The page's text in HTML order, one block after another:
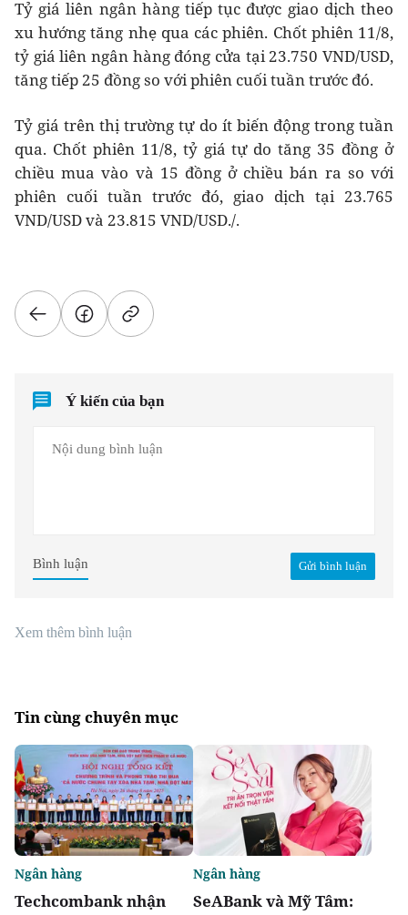
Tỷ giá liên ngân hàng tiếp tục được giao dịch theo
xu hướng tăng nhẹ qua các phiên. Chốt phiên 11/8,
tỷ giá liên ngân hàng đóng cửa tại 23.750 VND/USD,
tăng tiếp 25 đồng so với phiên cuối tuần trước đó.
Tỷ giá trên thị trường tự do ít biến động trong tuần
qua. Chốt phiên 11/8, tỷ giá tự do tăng 35 đồng ở
chiều mua vào và 15 đồng ở chiều bán ra so với
phiên cuối tuần trước đó, giao dịch tại 23.765
VND/USD và 23.815 VND/USD./.
Ý kiến của bạn
Gửi bình luận
Bình luận
Xem thêm bình luận
Tin cùng chuyên mục
Techcombank nhận
Ngân hàng
SeABank và Mỹ Tâm:
Ngân hàng